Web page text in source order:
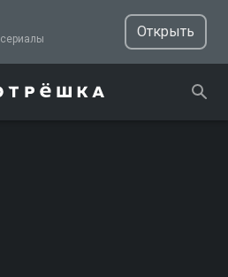
ТВ, фильмы и сериалы
Открыть